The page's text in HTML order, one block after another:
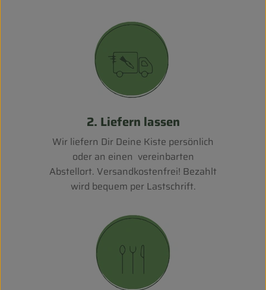
2. Liefern lassen
Wir liefern Dir Deine Kiste persönlich
oder an einen vereinbarten
Abstellort. Versandkostenfrei! Bezahlt
wird bequem per Lastschrift.